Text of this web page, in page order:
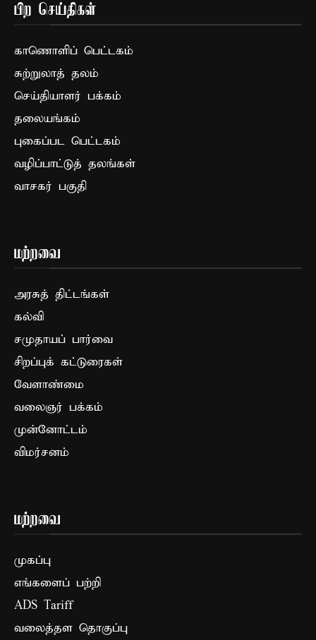
பிற செய்திகள்
காணொளிப் பெட்டகம்
சுற்றுலாத் தலம்
செய்தியாளர் பக்கம்
தலையங்கம்
புகைப்பட பெட்டகம்
வழிப்பாட்டுத் தலங்கள்
வாசகர் பகுதி
மற்றவை
அரசுத் திட்டங்கள்
கல்வி
சமுதாயப் பார்வை
சிறப்புக் கட்டுரைகள்
வேளாண்மை
வலைஞர் பக்கம்
முன்னோட்டம்
விமர்சனம்
மற்றவை
முகப்பு
எங்களைப் பற்றி
ADS Tariff
வலைத்தள தொகுப்பு